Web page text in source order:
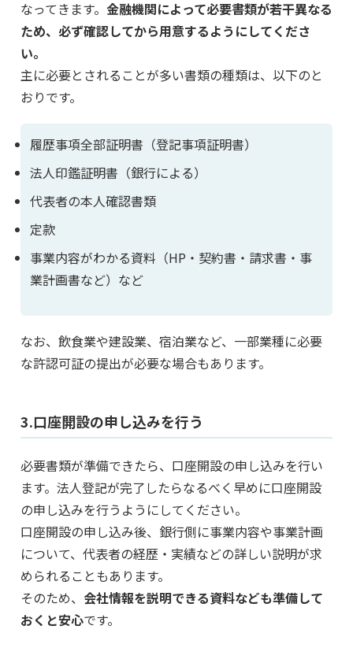
なってきます。 金融機関によって必要書類が若干異なる
ため、必ず確認してから用意するようにしてくださ
い。
主に必要とされることが多い書類の種類は、以下のと
おりです。
履歴事項全部証明書（登記事項証明書）
法人印鑑証明書（銀行による）
代表者の本人確認書類
定款
事業内容がわかる資料（HP・契約書・請求書・事
業計画書など）など
なお、飲食業や建設業、宿泊業など、一部業種に必要
な許認可証の提出が必要な場合もあります。
3.口座開設の申し込みを行う
必要書類が準備できたら、口座開設の申し込みを行い
ます。法人登記が完了したらなるべく早めに口座開設
の申し込みを行うようにしてください。
口座開設の申し込み後、銀行側に事業内容や事業計画
について、代表者の経歴・実績などの詳しい説明が求
められることもあります。
そのため、 会社情報を説明できる資料なども準備して
おくと安心です。